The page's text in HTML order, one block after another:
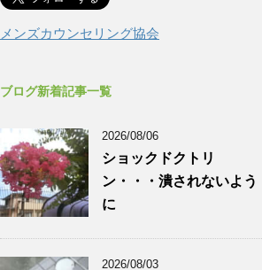
メンズカウンセリング協会
ブログ新着記事一覧
2026/08/06
ショックドクトリ
ン・・・潰されないよう
に
2026/08/03